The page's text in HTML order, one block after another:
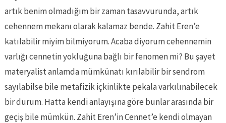
artık benim olmadığım bir zaman tasavvurunda, artık
cehennem mekanı olarak kalamaz bende. Zahit Eren’e
katılabilir miyim bilmiyorum. Acaba diyorum cehennemin
varlığı cennetin yokluğuna bağlı bir fenomen mi? Bu şayet
materyalist anlamda mümkünatı kırılabilir bir sendrom
sayılabilse bile metafizik içkinlikte pekala varkılınabilecek
bir durum. Hatta kendi anlayışına göre bunlar arasında bir
geçiş bile mümkün. Zahit Eren’in Cennet’e kendi olmayan